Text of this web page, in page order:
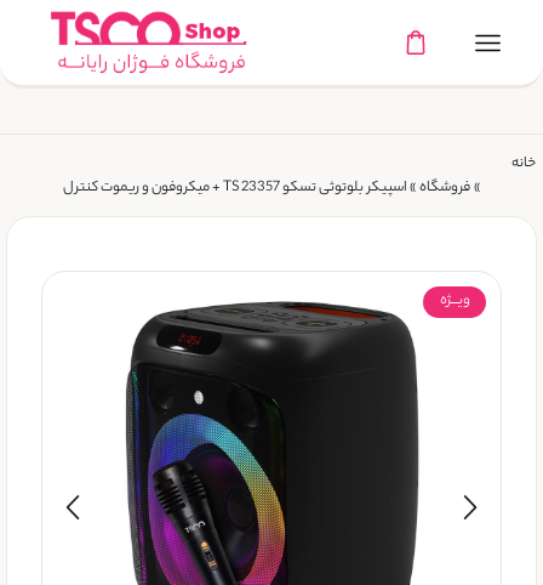
خانه
»فروشگاه»اسپیکر بلوتوثی تسکو TS 23357 + میکروفون و ریموت کنترل
ویـــژه